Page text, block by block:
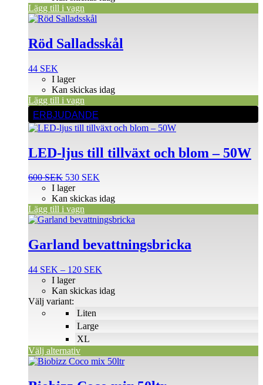
Lägg till i vagn
Röd Salladsskål
44 SEK
I lager
Kan skickas idag
Lägg till i vagn
ERBJUDANDE
LED-ljus till tillväxt och blom – 50W
600SEK Det
ursprungliga
priset
var:
600 SEK.
530 SEK
priset
530 SEK.
I lager
Kan skickas idag
Lägg till i vagn
Garland bevattningsbricka
44 SEK – 120 SEK
till
Liten
Large
XL
I lager
Kan skickas idag
Välj variant:
Välj alternativ
Den
produkten
har
varianter.
olika
alternativen
produktsidan